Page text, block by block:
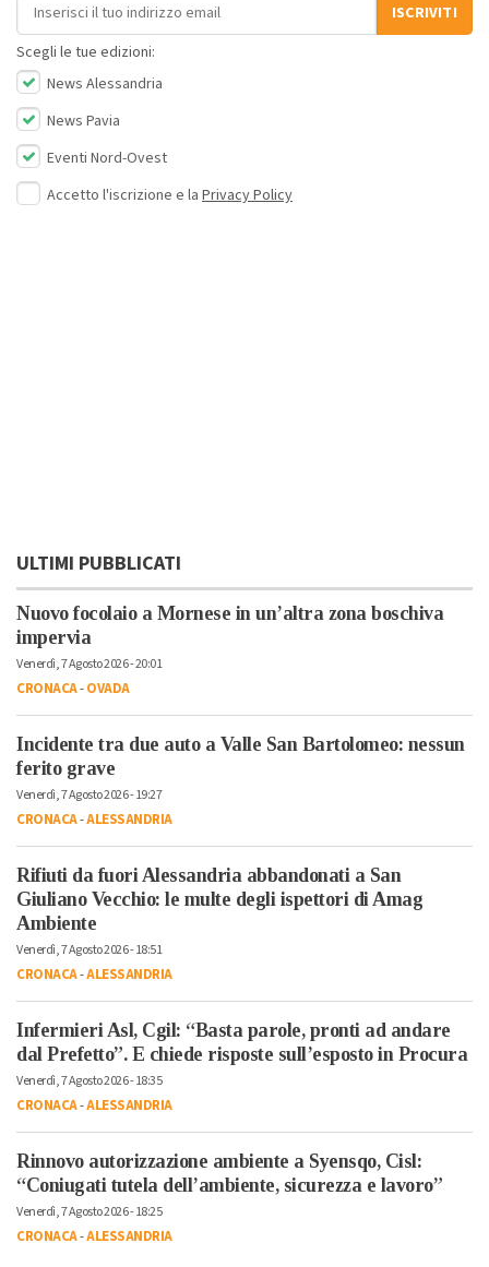
ISCRIVITI
Scegli le tue edizioni:
News Alessandria
News Pavia
Eventi Nord-Ovest
Accetto l'iscrizione e la Privacy Policy
ULTIMI PUBBLICATI
Nuovo focolaio a Mornese in un’altra zona boschiva
impervia
Venerdì, 7 Agosto 2026 - 20:01
CRONACA-OVADA
Incidente tra due auto a Valle San Bartolomeo: nessun
ferito grave
Venerdì, 7 Agosto 2026 - 19:27
CRONACA-ALESSANDRIA
Rifiuti da fuori Alessandria abbandonati a San
Giuliano Vecchio: le multe degli ispettori di Amag
Ambiente
Venerdì, 7 Agosto 2026 - 18:51
CRONACA-ALESSANDRIA
Infermieri Asl, Cgil: “Basta parole, pronti ad andare
dal Prefetto”. E chiede risposte sull’esposto in Procura
Venerdì, 7 Agosto 2026 - 18:35
CRONACA-ALESSANDRIA
Rinnovo autorizzazione ambiente a Syensqo, Cisl:
“Coniugati tutela dell’ambiente, sicurezza e lavoro”
Venerdì, 7 Agosto 2026 - 18:25
CRONACA-ALESSANDRIA